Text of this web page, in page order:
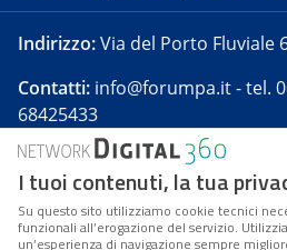
Indirizzo:Via del Porto Fluviale
Contatti: info@forumpa.it- tel.
68425433
Forumpa.itè una
presso Registro della stampa
Reg. n. 182 del 2 maggio 2008
I tuoi contenuti, la tua
Su questo sito utilizziamo cookie tecnici
funzionali all’erogazione del servizio.
un’esperienza di navigazione sempre